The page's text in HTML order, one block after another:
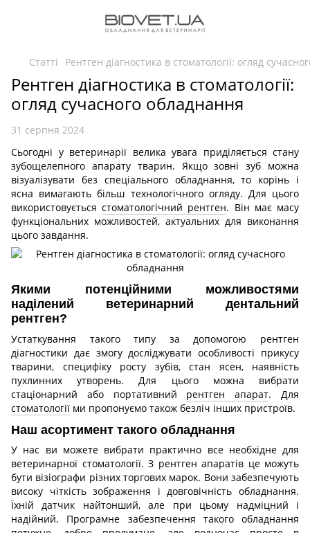
Статті Рентген діагностика в стоматології: огляд
Рентген діагностика в стоматології:
огляд сучасного обладнання
31 серпня 2024
Сьогодні у ветеринарії велика увага приділяється стану
зубощелепного апарату тварин. Якщо зовні зуб можна
візуалізувати без спеціального обладнання, то корінь і
ясна вимагають більш технологічного огляду. Для цього
використовуєтьсястоматологічний рентген. Він має масу
функціональних можливостей, актуальних для виконання
цього завдання.
Якими потенційними можливостями
наділений ветеринарний дентальний
рентген?
Устаткування такого типу за допомогою рентген
діагностики дає змогу досліджувати особливості прикусу
тварини, специфіку росту зубів, стан ясен, наявність
пухлинних утворень. Для цього можна вибрати
стаціонарний або портативний рентген апарат. Для
стоматології ми пропонуємо також безліч інших пристроїв.
Наш асортимент такого обладнання
У нас ви можете вибрати практично все необхідне для
ветеринарної стоматології. З рентген апаратів це можуть
бути візіографи різних торгових марок. Вони забезпечують
високу чіткість зображення і довговічність обладнання.
Їхній датчик найтонший, але при цьому надміцний і
надійний. Програмне забезпечення такого обладнання